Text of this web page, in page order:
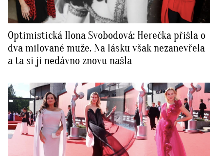
Optimistická Ilona Svobodová: Herečka přišla o
dva milované muže. Na lásku však nezanevřela
a ta si ji nedávno znovu našla